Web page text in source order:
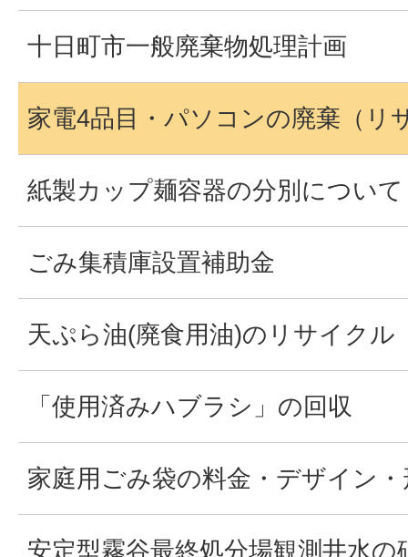
十日町市一般廃棄物処理計画
家電4品目・パソコンの廃棄（リ
紙製カップ麺容器の分別について
ごみ集積庫設置補助金
天ぷら油(廃食用油)のリサイクル
「使用済みハブラシ」の回収
家庭用ごみ袋の料金・デザイン
安定型霧谷最終処分場観測井水の